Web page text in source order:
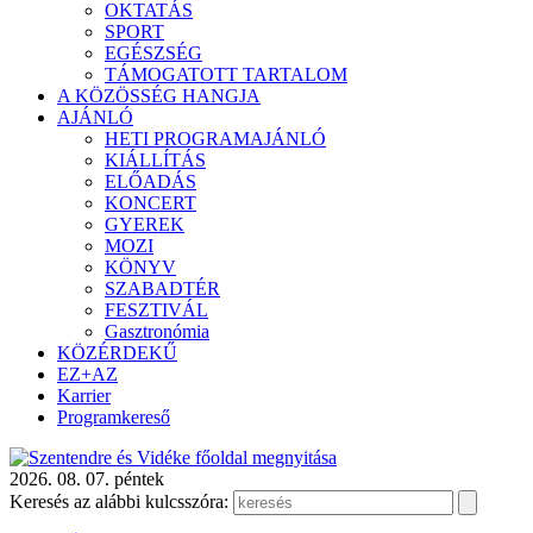
OKTATÁS
SPORT
EGÉSZSÉG
TÁMOGATOTT TARTALOM
A KÖZÖSSÉG HANGJA
AJÁNLÓ
HETI PROGRAMAJÁNLÓ
KIÁLLÍTÁS
ELŐADÁS
KONCERT
GYEREK
MOZI
KÖNYV
SZABADTÉR
FESZTIVÁL
Gasztronómia
KÖZÉRDEKŰ
EZ+AZ
Karrier
Programkereső
2026. 08. 07. péntek
Keresés az alábbi kulcsszóra: